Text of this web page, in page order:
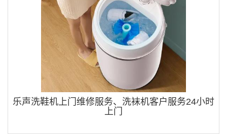
乐声洗鞋机上门维修服务、洗袜机客户服务24小时
上门